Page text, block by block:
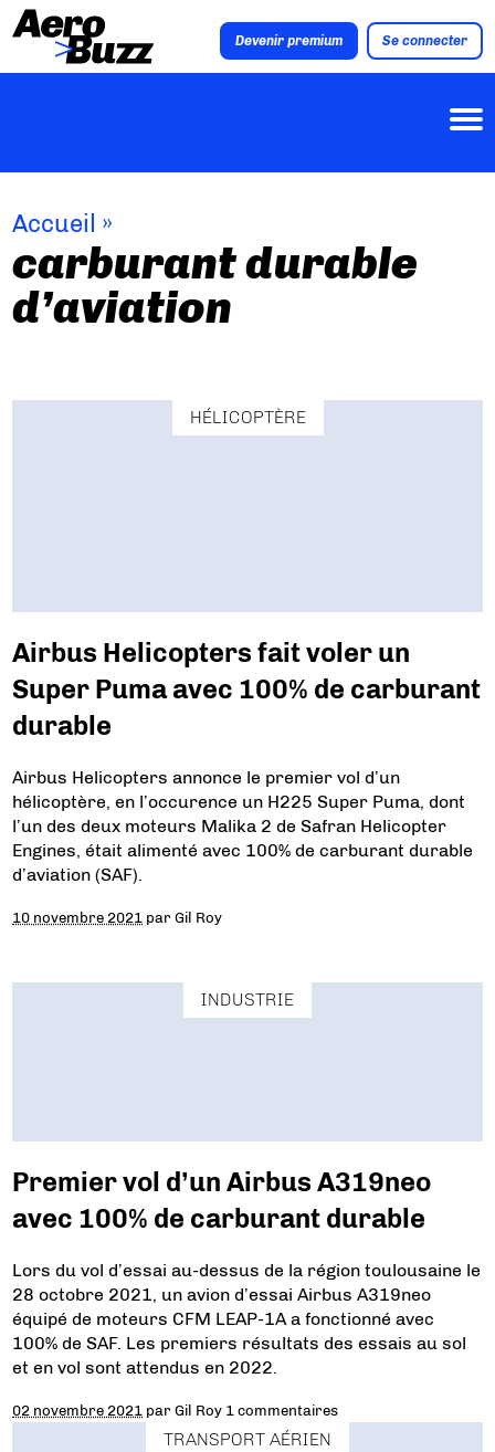
Devenir premium Se connecter
Accueil »
carburant durable
d’aviation
HÉLICOPTÈRE
Airbus Helicopters fait voler un
Super Puma avec 100% de carburant
durable
Airbus Helicopters annonce le premier vol d’un
hélicoptère, en l’occurence un H225 Super Puma, dont
l’un des deux moteurs Malika 2 de Safran Helicopter
Engines, était alimenté avec 100% de carburant durable
d’aviation (SAF).
10 novembre 2021 parGil Roy
INDUSTRIE
Premier vol d’un Airbus A319neo
avec 100% de carburant durable
Lors du vol d’essai au-dessus de la région toulousaine le
28 octobre 2021, un avion d’essai Airbus A319neo
équipé de moteurs CFM LEAP-1A a fonctionné avec
100% de SAF. Les premiers résultats des essais au sol
et en vol sont attendus en 2022.
02 novembre 2021 parGil Roy 1 commentaires
TRANSPORT AÉRIEN